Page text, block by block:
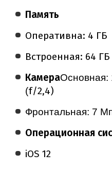
Память
Оперативна: 4 ГБ
Встроенная: 64
КамераОсновная:
(f/2,4)
Фронтальная: 7
Операционная
iOS 12